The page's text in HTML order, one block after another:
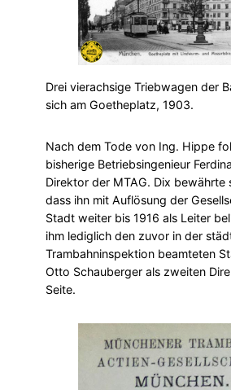
Drei vierachsige Triebwagen der
sich am Goetheplatz, 1903.
​Nach dem Tode von Ing. Hippe
bisherige Betriebsingenieur
Direktor der MTAG. Dix bewährte
dass ihn mit Auflösung der
Stadt weiter bis 1916 als Leiter
ihm lediglich den zuvor in der
Trambahninspektion beamteten
Otto Schauberger als zweiten
Seite.